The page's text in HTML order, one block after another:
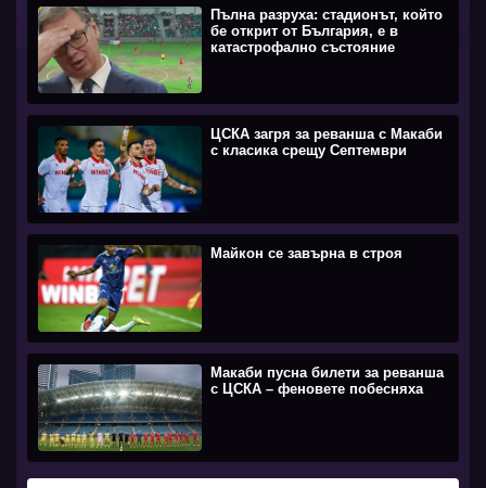
Пълна разруха: стадионът, който
бе открит от България, е в
катастрофално състояние
ЦСКА загря за реванша с Макаби
с класика срещу Септември
Майкон се завърна в строя
Макаби пусна билети за реванша
с ЦСКА – феновете побесняха